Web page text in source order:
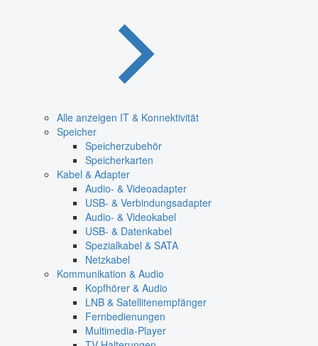
Alle anzeigen IT & Konnektivität
Speicher
Speicherzubehör
Speicherkarten
Kabel & Adapter
Audio- & Videoadapter
USB- & Verbindungsadapter
Audio- & Videokabel
USB- & Datenkabel
Spezialkabel & SATA
Netzkabel
Kommunikation & Audio
Kopfhörer & Audio
LNB & Satellitenempfänger
Fernbedienungen
Multimedia-Player